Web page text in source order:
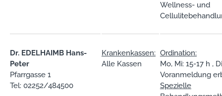
Wellness- und
Dr. EDELHAIMB Hans-
Peter
Pfarrgasse 1
Tel: 02252/484500
Krankenkassen:
Alle Kassen
Ordination:
Mo, Mi: 15-17 h ,
Voranmeldung
Spezielle